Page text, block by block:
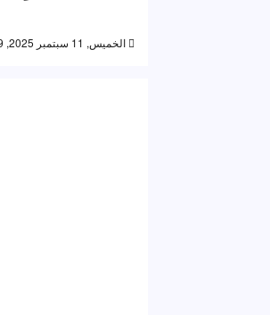
الخميس, 11 سبتمبر 2025, 7:29 م